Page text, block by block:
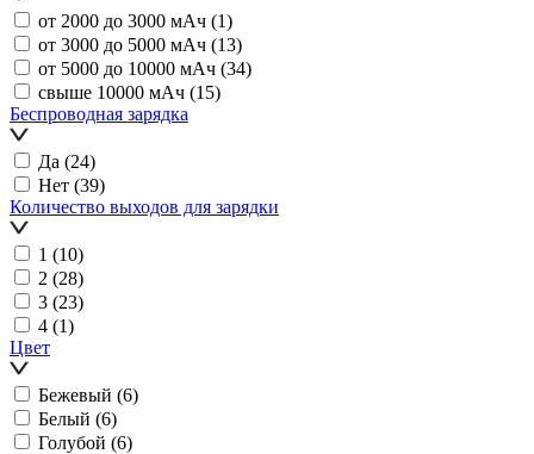
от 2000 до 3000 мАч (1)
от 3000 до 5000 мАч (13)
от 5000 до 10000 мАч (34)
свыше 10000 мАч (15)
Беспроводная зарядка
Да (24)
Нет (39)
Количество выходов для зарядки
1 (10)
2 (28)
3 (23)
4 (1)
Цвет
Бежевый (6)
Белый (6)
Голубой (6)